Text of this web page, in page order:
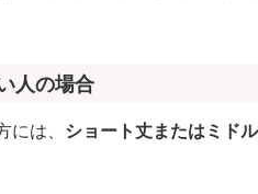
人の場合
は、 ショート丈またはミド